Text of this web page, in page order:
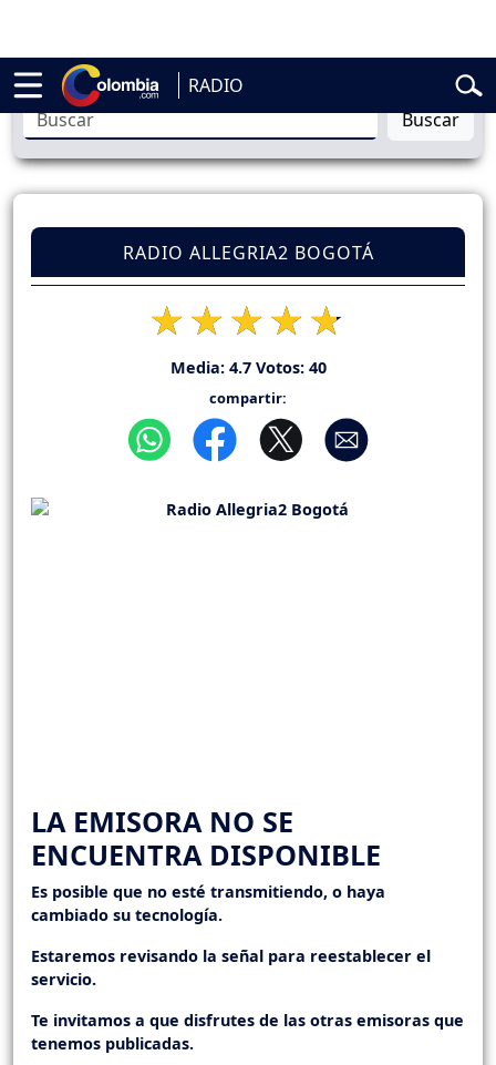
RADIO
de la Espriella Vuelta a Colombia
Buscar
RADIO ALLEGRIA2 BOGOTÁ
Media: 4.7Votos: 40
compartir:
LA EMISORA NO SE
ENCUENTRA DISPONIBLE
Es posible que no esté transmitiendo, o haya
cambiado su tecnología.
Estaremos revisando la señal para reestablecer el
servicio.
Te invitamos a que disfrutes de las otras emisoras que
tenemos publicadas.